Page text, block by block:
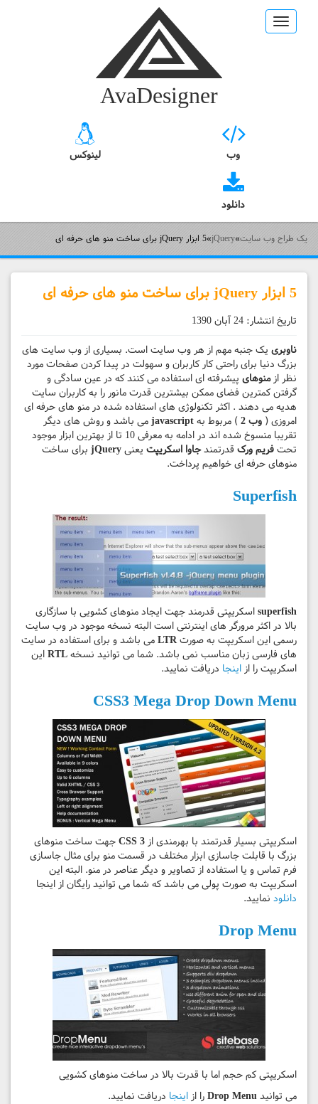
Toggle
navigation
AvaDesigner
وب لینوکس
دانلود
یک طراح وب سایت»
jQuery
»5 ابزار jQuery برای ساخت منو های حرفه ای
5 ابزار jQuery برای ساخت منو های حرفه ای
تاریخ انتشار: 24 آبان 1390
ناوبری یک جنبه مهم از هر وب سایت است. بسیاری از وب سایت های
بزرگ دنیا برای راحتی کار کاربران و سهولت در پیدا کردن صفحات مورد
نظر ازمنوهای پیشرفته ای استفاده می کنند که در عین سادگی و
گرفتن کمترین فضای ممکن بیشترین قدرت مانور را به کاربران سایت
هدیه می دهند . اکثر تکنولوژی های استفاده شده در منو های حرفه ای
امروزی ( وب 2 ) مربوط به javascript می باشد و روش های دیگر
تقریبا منسوخ شده اند در ادامه به معرفی 10 تا از بهترین ابزار موجود
تحت فریم ورک قدرتمندجاوا اسکریپت یعنی jQuery برای ساخت
منوهای حرفه ای خواهیم پرداخت.
Superfish
superfish اسکریپتی قدرمند جهت ایجاد منوهای کشویی با سازگاری
بالا در اکثر مرورگر های اینترنتی است البته نسخه موجود در وب سایت
رسمی این اسکریپت به صورتLTR می باشد و برای استفاده در سایت
های فارسی زبان مناسب نمی باشد. شما می توانید نسخه RTL این
اسکریپت را از اینجا دریافت نمایید.
CSS3 Mega Drop Down Menu
اسکریپتی بسیار قدرتمند با بهرمندی از CSS 3 جهت ساخت منوهای
بزرگ با قابلت جاسازی ابزار مختلف در قسمت منو برای مثال جاسازی
فرم تماس و یا استفاده از تصاویر و دیگر عناصر در منو. البته این
اسکریپت به صورت پولی می باشد که شما می توانید رایگان از اینجا
دانلود نمایید.
Drop Menu
اسکریپتی کم حجم اما با قدرت بالا در ساخت منوهای کشویی
می توانید Drop Menu را از اینجا دریافت نمایید.